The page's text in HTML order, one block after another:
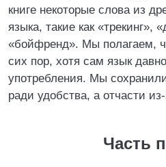
книге некоторые слова из
языка, такие как «трекинг»,
«бойфренд». Мы полагаем,
сих пор, хотя сам язык
употребления. Мы
ради удобства, а отчасти
Часть